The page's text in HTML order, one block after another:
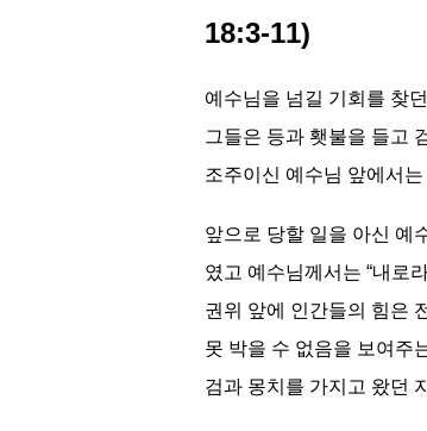
18:3-11)
예수님을 넘길 기회를 찾
그들은 등과 횃불을 들고
조주이신 예수님 앞에서
앞으로 당할 일을 아신 예
였고 예수님께서는 “내로
권위 앞에 인간들의 힘은
못 박을 수 없음을 보여주
검과 몽치를 가지고 왔던